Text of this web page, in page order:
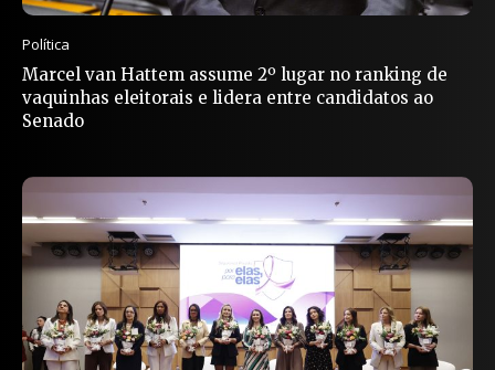
Política
Marcel van Hattem assume 2º lugar no ranking de
vaquinhas eleitorais e lidera entre candidatos ao
Senado